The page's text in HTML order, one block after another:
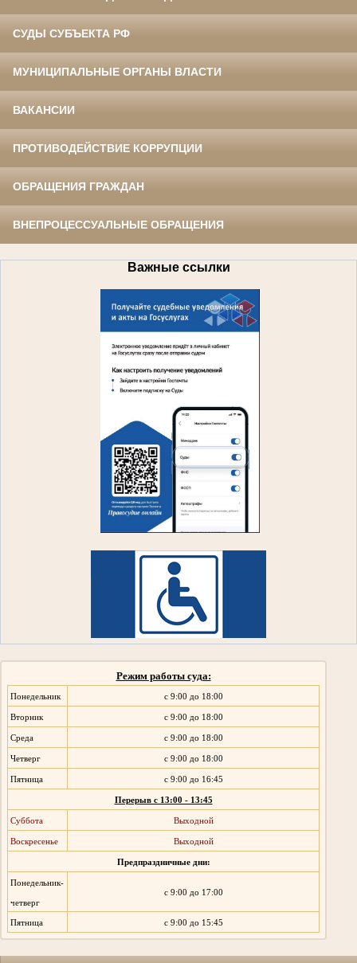
СУДЫ СУБЪЕКТА РФ
МУНИЦИПАЛЬНЫЕ ОРГАНЫ ВЛАСТИ
ВАКАНСИИ
ПРОТИВОДЕЙСТВИЕ КОРРУПЦИИ
ОБРАЩЕНИЯ ГРАЖДАН
ВНЕПРОЦЕССУАЛЬНЫЕ ОБРАЩЕНИЯ
Важные ссылки
Режим работы суда:
Понедельник с 9:00 до 18:00
Вторник с 9:00 до 18:00
Среда с 9:00 до 18:00
Четверг с 9:00 до 18:00
Пятница с 9:00 до 16:45
Перерыв с 13:00 - 13:45
Суббота Выходной
Воскресенье Выходной
Предпраздничные дни:
Понедельник-
четверг
с 9:00 до 17:00
Пятница с 9:00 до 15:45